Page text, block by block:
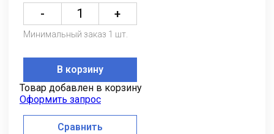
- +
Минимальный заказ 1 шт.
В корзину
Товар добавлен в корзину
Оформить запрос
Сравнить